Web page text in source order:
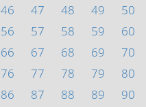
46 47 48 49
50
56 57 58 59
60
66 67 68 69
70
76 77 78 79
80
86 87 88 89
90